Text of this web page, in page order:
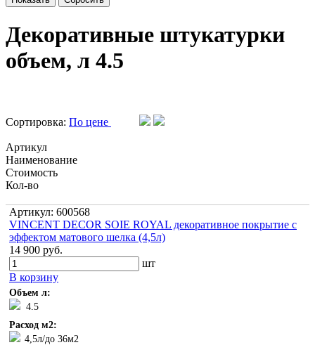
Декоративные штукатурки
объем, л 4.5
Сортировка: По цене
Артикул
Наименование
Стоимость
Кол-во
Артикул: 600568
VINCENT DECOR SOIE ROYAL декоративное покрытие с
эффектом матового шелка (4,5л)
14 900 руб.
шт
В корзину
Объем л:
4.5
Расход м2:
4,5л/до 36м2